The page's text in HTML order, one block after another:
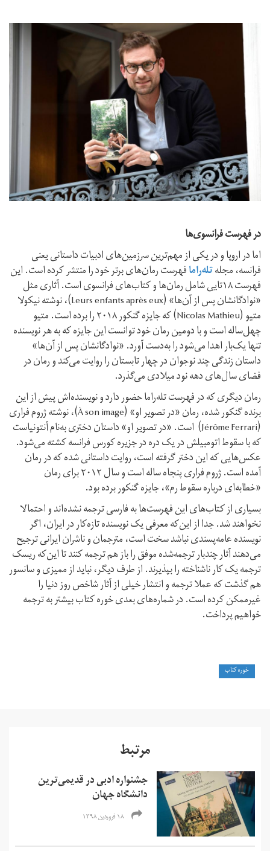
در فهرست فرانسوی‌ها
اما در اروپا و در یکی از مهم‌ترین سرزمین‌های ادبیات داستانی یعنی
فرانسه، مجله‌تله‌رامافهرست رمان‌های برتر خود را منتشر کرده است. این
فهرست ۱۸تایی شامل رمان‌ها و کتاب‌های فرانسوی است. آثاری مثل
«نوادگانشان پس از آن‌ها» (Leurs enfants après eux)، نوشته‌ نیکولا
متیو (Nicolas Mathieu) که جایزه‌ گنکور ۲۰۱۸ را برده است. متیو
چهل‌ساله است و با دومین رمان خود توانست این جایزه که به هر نویسنده
تنها یک‌بار اهدا می‌شود را به‌دست آورد. «نوادگانشان پس از آن‌ها»
داستان زندگی چند نوجوان در چهار تابستان را روایت می‌کند و رمان در
فضای سال‌های دهه‌ نود میلادی می‌گذرد.
رمان دیگری که در فهرست تله‌راما حضور دارد و نویسنده‌اش پیش از این
برنده‌ گنکور شده، رمان «در تصویر او» (À son image)، نوشته‌ ژروم فراری
(Jérôme Ferrari) است. «در تصویر او» داستان دختری به‌نام آنتونیاست
که با سقوط اتومبیلش در یک دره در جزیره‌ کورس فرانسه کشته می‌شود.
عکس‌هایی که این دختر گرفته است، روایت داستانی شده که در رمان
آمده است. ژروم فراری پنجاه ساله است و سال ۲۰۱۲ برای رمان
«خطابه‌ای درباره‌ سقوط رم»، جایزه گنکور برده بود.
بسیاری از کتاب‌های این فهرست‌ها به فارسی ترجمه نشده‌اند و احتمالا
نخواهند شد. جدا از این‌که معرفی یک نویسنده‌ تازه‌کار در ایران، اگر
نویسنده‌ عامه‌پسندی نباشد سخت است، مترجمان و ناشران ایرانی ترجیح
می‌دهند آثار چندبار ترجمه‌شده‌ موفق را باز هم ترجمه کنند تا این‌که ریسک
ترجمه‌ یک کار ناشناخته را بپذیرند. از طرف دیگر، نباید از ممیزی و سانسور
هم گذشت که عملا ترجمه‌ و انتشار خیلی از آثار شاخص روز دنیا را
غیرممکن کرده است. در شماره‌های بعدی خوره‌ کتاب بیشتر به ترجمه
خواهیم پرداخت.
خوره کتاب
مرتبط
جشنواره‌ ادبی در قدیمی‌ترین
دانشگاه جهان
۱۸ فروردین ۱۳۹۸